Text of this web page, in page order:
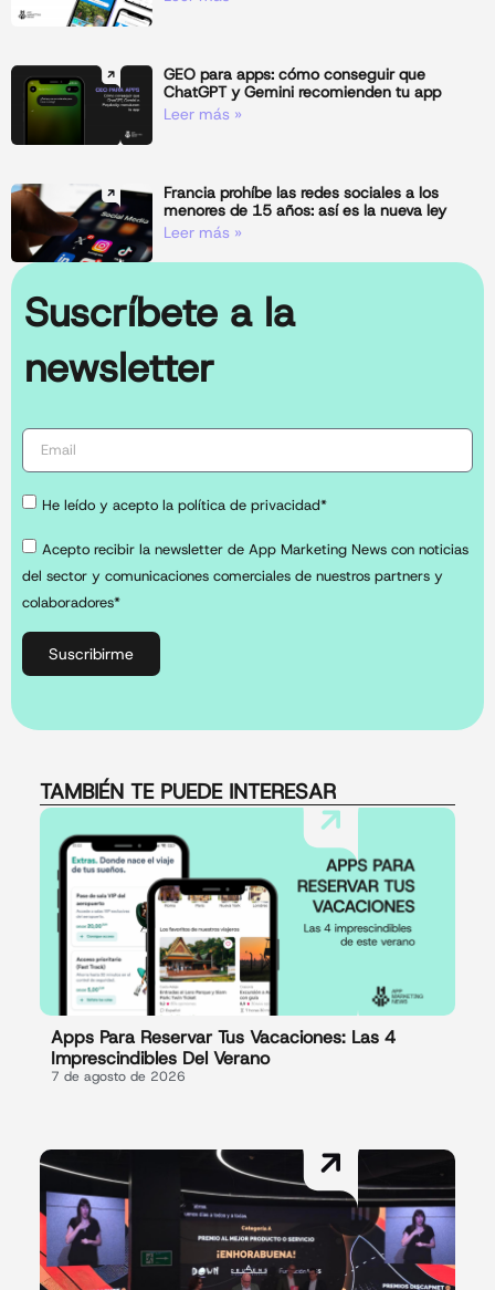
GEO para apps: cómo conseguir que
ChatGPT y Gemini recomienden tu app
Leer más »
Francia prohíbe las redes sociales a los
menores de 15 años: así es la nueva ley
Leer más »
Suscríbete a la
newsletter
He leído y acepto la política de privacidad*
Acepto recibir la newsletter de App Marketing News con noticias
del sector y comunicaciones comerciales de nuestros partners y
colaboradores*
Suscribirme
TAMBIÉN TE PUEDE INTERESAR
Apps Para Reservar Tus Vacaciones: Las 4
Imprescindibles Del Verano
7 de agosto de 2026